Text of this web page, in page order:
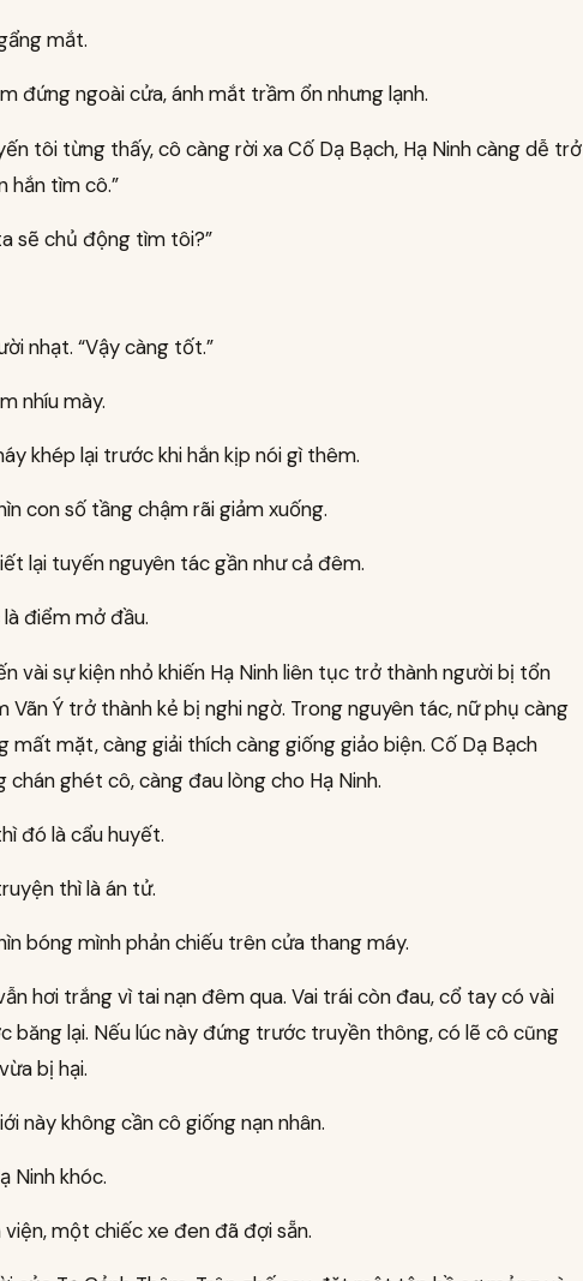
mắt.
đứng ngoài cửa, ánh mắt trầm ổn nhưng lạnh.
tôi từng thấy, cô càng rời xa Cố Dạ Bạch, Hạ Ninh càng dễ trở
hắn tìm cô.”
sẽ chủ động tìm tôi?”
nhạt. “Vậy càng tốt.”
nhíu mày.
khép lại trước khi hắn kịp nói gì thêm.
con số tầng chậm rãi giảm xuống.
lại tuyến nguyên tác gần như cả đêm.
điểm mở đầu.
vài sự kiện nhỏ khiến Hạ Ninh liên tục trở thành người bị tổn
Vãn Ý trở thành kẻ bị nghi ngờ. Trong nguyên tác, nữ phụ càng
mất mặt, càng giải thích càng giống giảo biện. Cố Dạ Bạch
chán ghét cô, càng đau lòng cho Hạ Ninh.
đó là cẩu huyết.
thì là án tử.
bóng mình phản chiếu trên cửa thang máy.
hơi trắng vì tai nạn đêm qua. Vai trái còn đau, cổ tay có vài
băng lại. Nếu lúc này đứng trước truyền thông, có lẽ cô cũng
bị hại.
này không cần cô giống nạn nhân.
Ninh khóc.
viện, một chiếc xe đen đã đợi sẵn.